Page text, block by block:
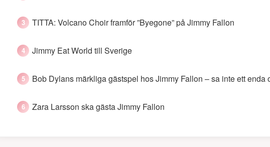
TITTA: Volcano Choir framför ”Byegone” på Jimmy Fallon
Jimmy Eat World till Sverige
Bob Dylans märkliga gästspel hos Jimmy Fallon – sa inte ett enda
Zara Larsson ska gästa Jimmy Fallon